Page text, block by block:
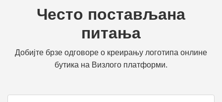
Често постављана
питања
Добијте брзе одговоре о креирању логотипа онлине
бутика на Визлого платформи.